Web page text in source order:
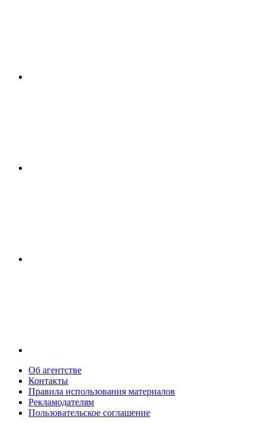
Об агентстве
Контакты
Правила использования материалов
Рекламодателям
Пользовательское соглашение